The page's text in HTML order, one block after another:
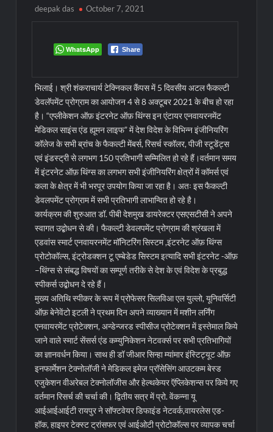
deepak das October 7, 2021
WhatsApp Share
भिलाई। श्री शंकराचार्य टेक्निकल कैंपस में 5 दिवसीय अटल फैकल्टी
डेवलॅपमेंट प्रोग्राम का आयोजन 4 से 8 अक्टूबर 2021 के बीच हो रहा
है। “एप्लीकेशन ऑफ़ इंटरनेट ऑफ़ थिंग्स इन एंटायर एनवायरनमेंट
मेडिकल साइंस एंड ह्यूमन लाइफ” में देश विदेश के विभिन्न इंजीनियरिंग
कॉलेज के सभी ब्रांच के फैकल्टी मेंबर्स, रिसर्च स्कॉलर, पीजी स्टूडेंट्स
एवं इंडस्ट्री से लगभग 150 प्रतिभागी सम्मिलित हो रहे हैं।वर्तमान समय
में इंटरनेट ऑफ़ थिंग्स का लगभग सभी इंजीनियरिंग क्षेत्रों में कॉमर्स एवं
कला के क्षेत्र में भी भरपूर उपयोग किया जा रहा है। अतः इस फैकल्टी
डेवलपमेंट प्रोग्राम में सभी प्रतिभागी लाभान्वित हो रहे है।
कार्यक्रम की शुरुआत डॉ. पीबी देशमुख डायरेक्टर एसएसटीसी ने अपने
स्वागत उद्बोधन से की। फैकल्टी डेवलपमेंट प्रोग्राम की श्रंखला में
एडवांस स्मार्ट एनवायरनमेंट मॉनिटरिंग सिस्टम ,इंटरनेट ऑफ़ थिंग्स
प्रोटोकॉल्स, इंट्रोडक्शन टू एम्बेडेड सिस्टम इत्यादि सभी इंटरनेट -ऑफ़
–थिंग्स से संबद्ध विषयों का सम्पूर्ण तरीके से देश के एवं विदेश के प्रबुद्ध
स्पीकर्स उद्बोधन दे रहे हैं।
मुख्य अतिथि स्पीकर के रूप में प्रोफेसर सिलविआ एल युल्लो, यूनिवर्सिटी
ऑफ़ बेनेवेंटो इटली ने प्रथम दिन अपने व्याख्यान में मशीन लर्निंग
एनवायरमेंट प्रोटेक्शन, अन्डेन्जरड स्पीसीज प्रोटेक्शन में इस्तेमाल किये
जाने वाले स्मार्ट सेंसर्स एंड कम्युनिकेशन नेटवर्क्स पर सभी प्रतिभागियों
का ज्ञानवर्धन किया। साथ ही डॉ जीआर सिन्हा म्यांमार इंस्टिट्यूट ऑफ़
इनफार्मेशन टेक्नोलॉजी ने मेडिकल इमेज प्रॉसेसिंग आउटकम बेस्ड
एजुकेशन वीअरेबल टेक्नोलॉजीस और हेल्थकेयर ऍप्लिकेशन्स पर किये गए
वर्तमान रिसर्च की चर्चा की। द्वितीय सत्र में प्रो. वेंकन्ना यू
आईआईआईटी रायपुर ने सॉफ्टवेयर डिफाइंड नेटवर्क,वायरलेस एड-
हॉक, हाइपर टेक्स्ट ट्रांसफर एवं आईओटी प्रोटोकॉल्स पर व्यापक चर्चा